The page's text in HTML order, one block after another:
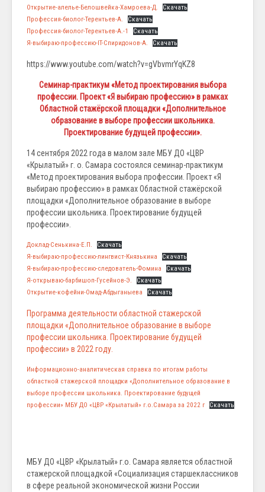
Открытие-алелье-Белошвейка-Хамроева-Д.
Скачать
Профессия-биолог-Терентьев-А.
Скачать
Профессия-биолог-Терентьев-А.-1
Скачать
Я-выбираю-профессию-IT-Спиридонов-А.
Скачать
https://www.youtube.com/watch?v=gVbvmrYqKZ8
Семинар-практикум «Метод проектирования выбора
профессии. Проект «Я выбираю профессию» в рамках
Областной стажёрской площадки «Дополнительное
образование в выборе профессии школьника.
Проектирование будущей профессии».
14 сентября 2022 года в малом зале МБУ ДО «ЦВР
«Крылатый» г. о. Самара состоялся семинар-практикум
«Метод проектирования выбора профессии. Проект «Я
выбираю профессию» в рамках Областной стажёрской
площадки «Дополнительное образование в выборе
профессии школьника. Проектирование будущей
профессии».
Доклад-Сенькина-Е.П.
Скачать
Я-выбираю-профессию-лингвист-Князькина
Скачать
Я-выбираю-профессию-следователь-Фомина
Скачать
Я-открываю-барбишоп-Гусейнов-Э.
Скачать
Открытие-кофейни-Омад-Абдыганыева
Скачать
Программа деятельности областной стажерской
площадки «Дополнительное образование в выборе
профессии школьника. Проектирование будущей
профессии» в 2022 году.
Информационно-аналитическая справка по итогам работы
областной стажерской площадки «Дополнительное образование в
выборе профессии школьника. Проектирование будущей
профессии» МБУ ДО «ЦВР «Крылатый» г.о.Самара за 2022 г
Скачать
МБУ ДО «ЦВР «Крылатый» г.о. Самара является областной
стажерской площадкой «Социализация старшеклассников
в сфере реальной экономической жизни России